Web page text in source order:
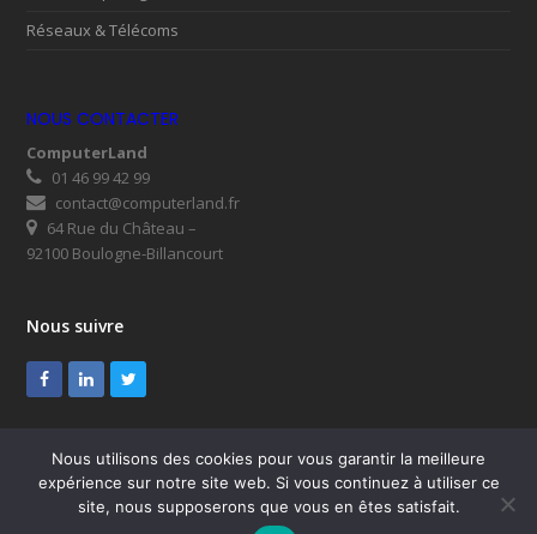
Réseaux & Télécoms
NOUS CONTACTER
ComputerLand
01 46 99 42 99
contact@computerland.fr
64 Rue du Château –
92100 Boulogne-Billancourt
Nous suivre
Facebook
LinkedInTwitter
© ComputerLand 2026
SUPPORT
Mentions légales
Nous utilisons des cookies pour vous garantir la meilleure
expérience sur notre site web. Si vous continuez à utiliser ce
site, nous supposerons que vous en êtes satisfait.